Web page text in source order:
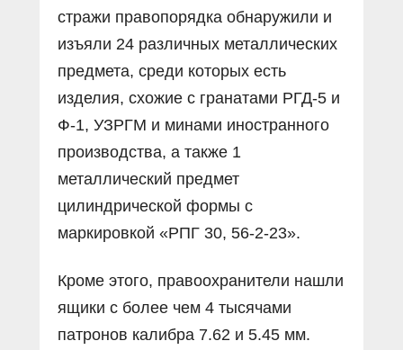
стражи правопорядка обнаружили и
изъяли 24 различных металлических
предмета, среди которых есть
изделия, схожие с гранатами РГД-5 и
Ф-1, УЗРГМ и минами иностранного
производства, а также 1
металлический предмет
цилиндрической формы с
маркировкой «РПГ 30, 56-2-23».
Кроме этого, правоохранители нашли
ящики с более чем 4 тысячами
патронов калибра 7.62 и 5.45 мм.